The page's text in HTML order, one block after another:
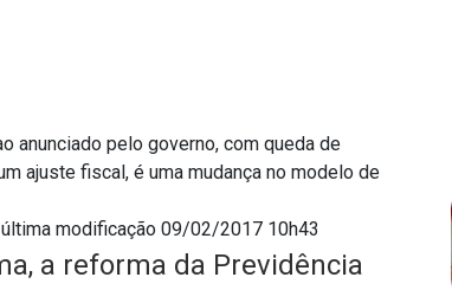
anunciado pelo governo, com queda de
ajuste fiscal, é uma mudança no modelo de
última modificação 09/02/2017 10h43
a reforma da Previdência